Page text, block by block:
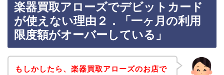
楽器買取アローズでデビットカード
が使えない理由２．「一ヶ月の利用
限度額がオーバーしている」
もしかしたら、楽器買取アローズのお店で